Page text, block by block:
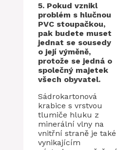
5. Pokud vznikl
problém s hlučnou
PVC stoupačkou,
pak budete muset
jednat se sousedy
o její výměně,
protože se jedná o
společný majetek
všech obyvatel.
Sádrokartonová
krabice s vrstvou
tlumiče hluku z
minerální vlny na
vnitřní straně je také
vynikajícím